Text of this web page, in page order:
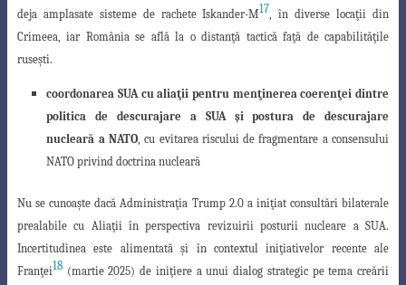
deja amplasate sisteme de rachete Iskander-M17 , în diverse locaţii din
Crimeea, iar România se află la o distanţă tactică faţă de capabilităţile
ruseşti.
coordonarea SUA cu aliaţii pentru menţinerea coerenţei dintre
politica de descurajare a SUA şi postura de descurajare
nucleară a NATO , cu evitarea riscului defragmentare a consensului
NATO privind doctrina nucleară
Nu se cunoaşte dacă Administraţia Trump 2.0 a iniţiat consultări bilaterale
prealabile cu Aliaţii în perspectiva revizuirii posturii nucleare a SUA.
Incertitudinea este alimentată şi în contextul iniţiativelor recente ale
Franţei18(martie 2025) de iniţiere a unui dialog strategic pe tema creării